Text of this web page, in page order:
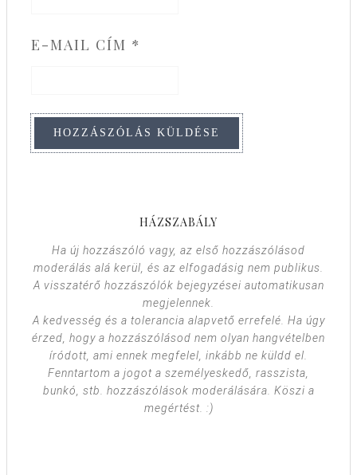
E-MAIL CÍM *
HÁZSZABÁLY
Ha új hozzászóló vagy, az első hozzászólásod
moderálás alá kerül, és az elfogadásig nem publikus.
A visszatérő hozzászólók bejegyzései automatikusan
megjelennek.
A kedvesség és a tolerancia alapvető errefelé. Ha úgy
érzed, hogy a hozzászólásod nem olyan hangvételben
íródott, ami ennek megfelel, inkább ne küldd el.
Fenntartom a jogot a személyeskedő, rasszista,
bunkó, stb. hozzászólások moderálására. Köszi a
megértést. :)